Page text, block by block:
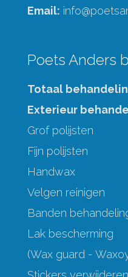
Email:
Poets Anders
Totaal
Exterieur
Grof polijsten
Fijn polijsten
Handwax
Velgen reinigen
Banden
Lak bescherming
(Wax guard -